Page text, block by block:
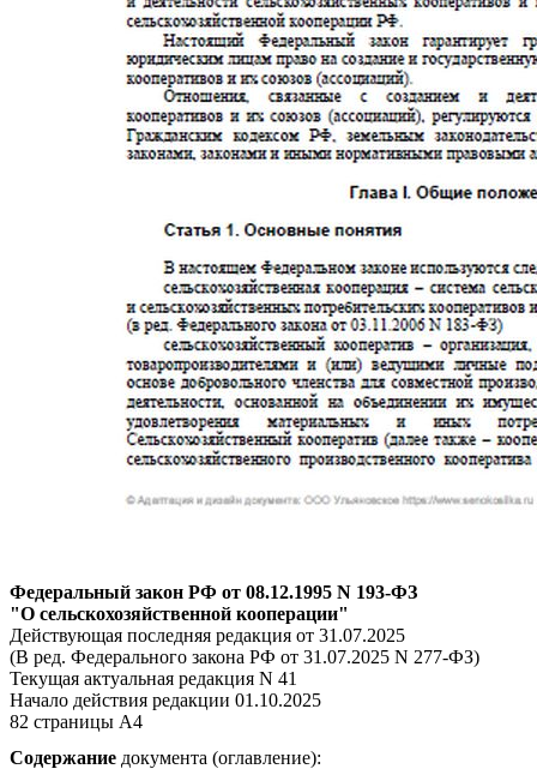
Федеральный закон РФ от 08.12.1995 N 193-ФЗ
"О сельскохозяйственной кооперации"
Действующая последняя редакция от 31.07.2025
(В ред. Федерального закона РФ от 31.07.2025 N 277-ФЗ)
Текущая актуальная редакция N 41
Начало действия редакции 01.10.2025
82 страницы А4
Содержание документа (оглавление):